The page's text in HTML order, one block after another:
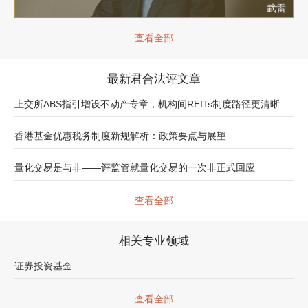
武雷
查看全部
最新君合法评文章
上交所ABS指引增设不动产专章，机构间REITs制度路径更清晰
香港基金优惠税务制度新规解析：政策要点与展望
量化交易是与非——评监管就量化交易的一次非正式回应
查看全部
相关专业领域
证券投资基金
查看全部